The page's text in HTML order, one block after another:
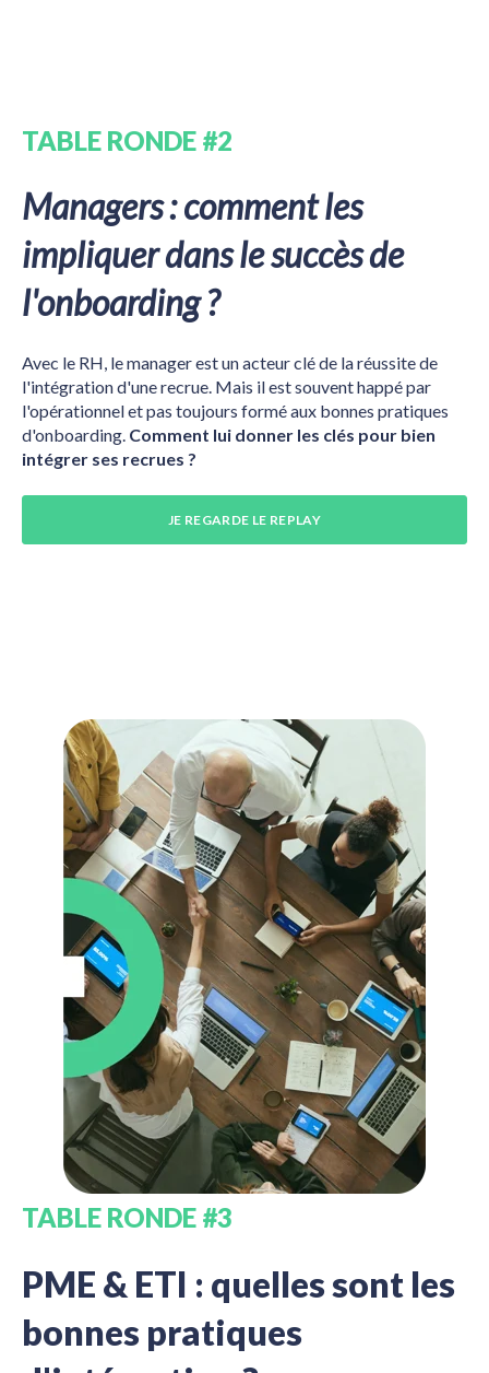
TABLE RONDE #2
Managers : comment les
impliquer dans le succès de
l'onboarding ?
Avec le RH, le manager est un acteur clé de la réussite de
l'intégration d'une recrue. Mais il est souvent happé par
l'opérationnel et pas toujours formé aux bonnes pratiques
d'onboarding. Comment lui donner les clés pour bien
intégrer ses recrues ?
JE REGARDE LE REPLAY
TABLE RONDE #3
PME & ETI : quelles sont les
bonnes pratiques